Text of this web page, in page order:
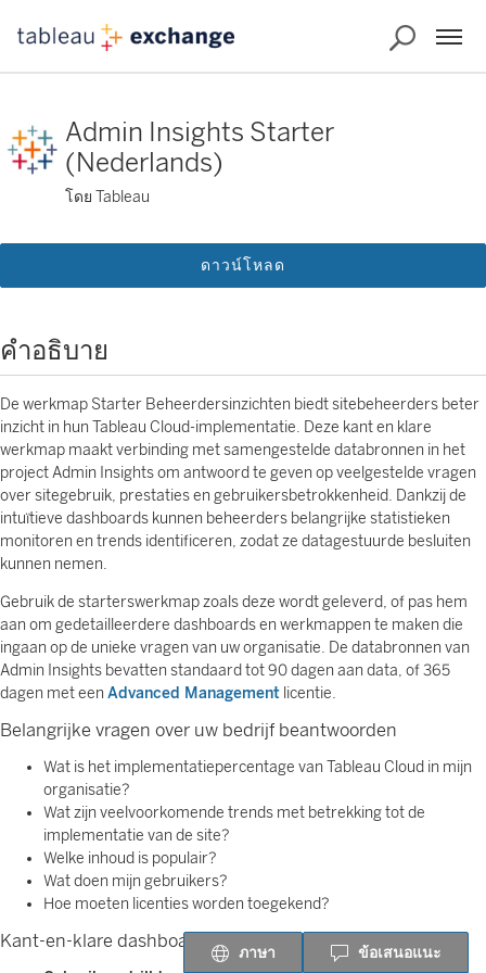
Admin Insights Starter
(Nederlands)
โดย Tableau
ดาวน์โหลด
คำอธิบาย
De werkmap Starter Beheerdersinzichten biedt sitebeheerders beter
inzicht in hun Tableau Cloud-implementatie. Deze kant en klare
werkmap maakt verbinding met samengestelde databronnen in het
project Admin Insights om antwoord te geven op veelgestelde vragen
over sitegebruik, prestaties en gebruikersbetrokkenheid. Dankzij de
intuïtieve dashboards kunnen beheerders belangrijke statistieken
monitoren en trends identificeren, zodat ze datagestuurde besluiten
kunnen nemen.
Gebruik de starterswerkmap zoals deze wordt geleverd, of pas hem
aan om gedetailleerdere dashboards en werkmappen te maken die
ingaan op de unieke vragen van uw organisatie. De databronnen van
Admin Insights bevatten standaard tot 90 dagen aan data, of 365
dagen met een Advanced Management licentie.
Belangrijke vragen over uw bedrijf beantwoorden
Wat is het implementatiepercentage van Tableau Cloud in mijn
organisatie?
Wat zijn veelvoorkomende trends met betrekking tot de
implementatie van de site?
Welke inhoud is populair?
Wat doen mijn gebruikers?
Hoe moeten licenties worden toegekend?
Kant-en-klare dashboards verkennen
ภาษา ข้อเสนอแนะ